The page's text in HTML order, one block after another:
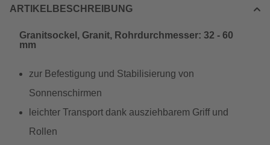
ARTIKELBESCHREIBUNG
Granitsockel, Granit, Rohrdurchmesser: 32 - 60
mm
zur Befestigung und Stabilisierung von
Sonnenschirmen
leichter Transport dank ausziehbarem Griff und
Rollen